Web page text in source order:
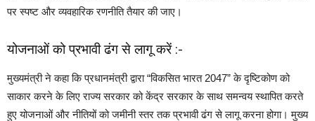
पर स्पष्ट और व्यवहारिक रणनीति तैयार की जाए।
योजनाओं को प्रभावी ढंग से लागू करें :-
मुख्यमंत्री ने कहा कि प्रधानमंत्री द्वारा “विकसित भारत 2047” के दृष्टिकोण को
साकार करने के लिए राज्य सरकार को केंद्र सरकार के साथ समन्वय स्थापित करते
हुए योजनाओं और नीतियों को जमीनी स्तर तक प्रभावी ढंग से लागू करना होगा। मुख्य